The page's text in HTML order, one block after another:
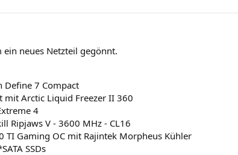
ein neues Netzteil gegönnt.
Define 7 Compact
mit Arctic Liquid Freezer II 360
4
Ripjaws V - 3600 MHz - CL16
TI Gaming OC mit Rajintek Morpheus Kühler
SSDs